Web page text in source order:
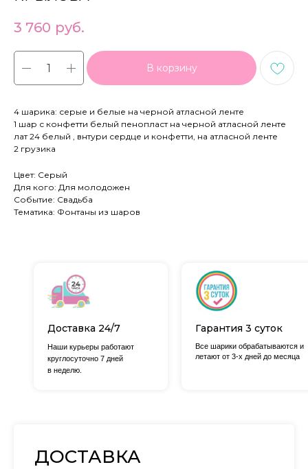
3 760 руб.
В корзину
4 шарика: серые и белые на черной атласной ленте
1 шар с конфетти белый пенопласт на черной атласной ленте
лат 24 белый , внтури сердце и конфетти, на атласной ленте
2 грузика
Цвет: Серый
Для кого: Для молодожен
Событие: Свадьба
Тематика: Фонтаны из шаров
Доставка 24/7
Все шарики обрабатываются и
летают от 3-х дней до месяца
Наши курьеры работают
круглосуточно 7 дней
в неделю.
Гарантия 3 суток
ДОСТАВКА